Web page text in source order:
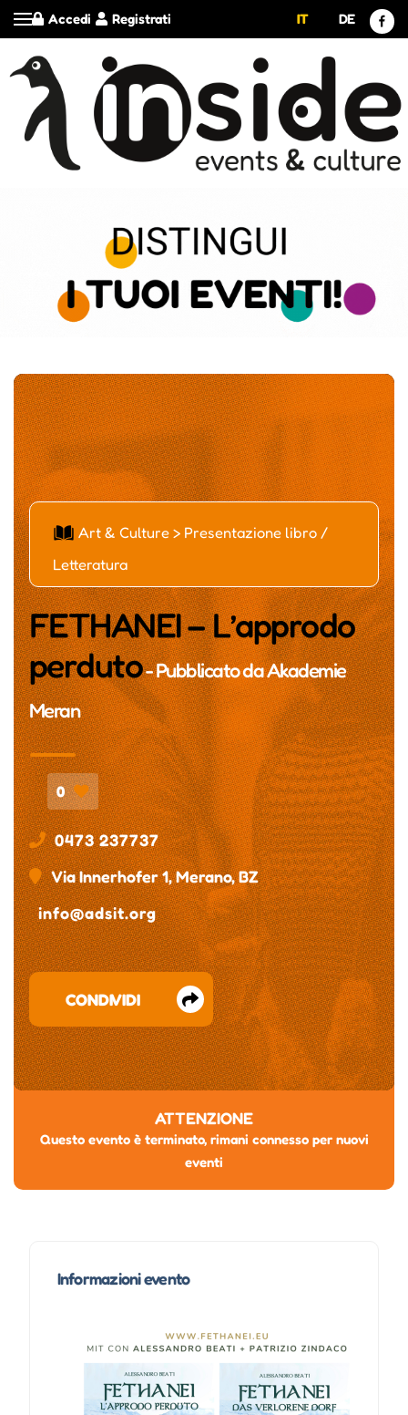
Registrati
Accedi IT DE
ą Art & Culture > Presentazione libro /
Letteratura
FETHANEI – L’approdo
perduto- Pubblicato daAkademie
Meran
0
0473 237737
Via Innerhofer 1, Merano, BZ
info@adsit.org
CONDIVIDI
ATTENZIONE
Questo evento è terminato, rimani connesso per nuovi
eventi
Informazioni evento